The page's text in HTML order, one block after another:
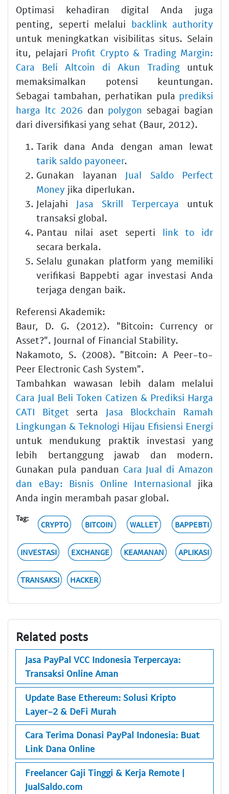
Optimasi kehadiran digital Anda juga
penting, seperti melalui backlink authority
untuk meningkatkan visibilitas situs. Selain
itu, pelajari Profit Crypto & Trading Margin:
Cara Beli Altcoin di Akun Trading untuk
memaksimalkan potensi keuntungan.
Sebagai tambahan, perhatikan pula prediksi
harga ltc 2026 dan polygon sebagai bagian
dari diversifikasi yang sehat (Baur, 2012).
Tarik dana Anda dengan aman lewat
tarik saldo payoneer.
Gunakan layanan Jual Saldo Perfect
Money jika diperlukan.
Jelajahi Jasa Skrill Terpercaya untuk
transaksi global.
Pantau nilai aset seperti link to idr
secara berkala.
Selalu gunakan platform yang memiliki
verifikasi Bappebti agar investasi Anda
terjaga dengan baik.
Referensi Akademik:
Baur, D. G. (2012). "Bitcoin: Currency or
Asset?". Journal of Financial Stability.
Nakamoto, S. (2008). "Bitcoin: A Peer-to-
Peer Electronic Cash System".
Tambahkan wawasan lebih dalam melalui
Cara Jual Beli Token Catizen & Prediksi Harga
CATI Bitget serta Jasa Blockchain Ramah
Lingkungan & Teknologi Hijau Efisiensi Energi
untuk mendukung praktik investasi yang
lebih bertanggung jawab dan modern.
Gunakan pula panduan Cara Jual di Amazon
dan eBay: Bisnis Online Internasional jika
Anda ingin merambah pasar global.
Tag:
CRYPTO BITCOIN WALLET BAPPEBTI
INVESTASI EXCHANGE KEAMANAN APLIKASI
TRANSAKSI HACKER
Related posts
Jasa PayPal VCC Indonesia Terpercaya:
Transaksi Online Aman
Update Base Ethereum: Solusi Kripto
Layer-2 & DeFi Murah
Cara Terima Donasi PayPal Indonesia: Buat
Link Dana Online
Freelancer Gaji Tinggi & Kerja Remote |
JualSaldo.com